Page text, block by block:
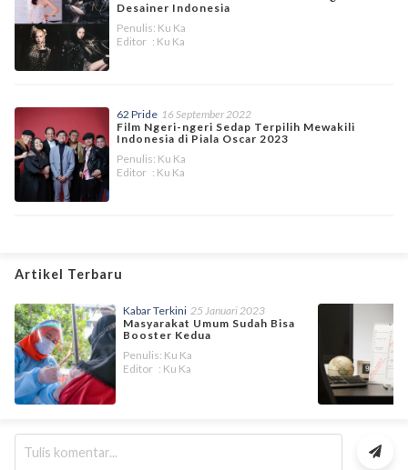
Desainer Indonesia
Penulis: Ku Ka
Editor : Ku Ka
62 Pride 16 September 2022
Film Ngeri-ngeri Sedap Terpilih Mewakili
Indonesia di Piala Oscar 2023
Penulis: Ku Ka
Editor : Ku Ka
Artikel Terbaru
Kabar Terkini 25 Januari 2023
Masyarakat Umum Sudah Bisa
Booster Kedua
Penulis: Ku Ka
Editor : Ku Ka